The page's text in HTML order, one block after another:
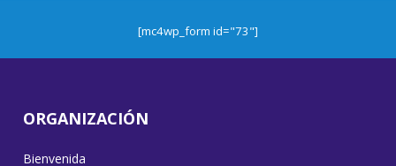
[mc4wp_form id="73"]
ORGANIZACIÓN
Bienvenida